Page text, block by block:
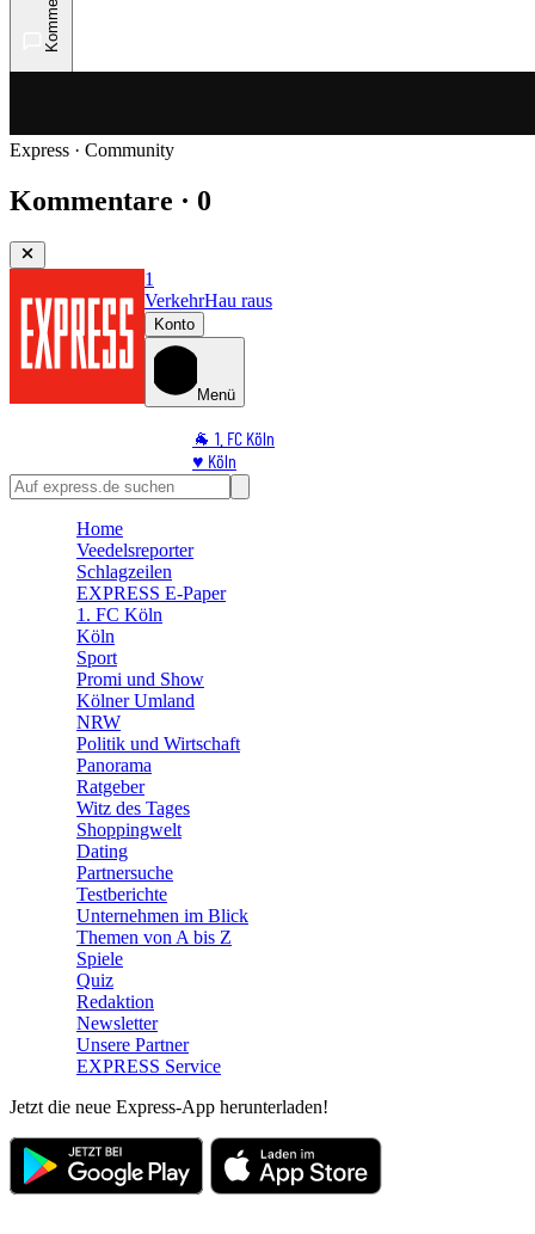
Express · Community
Kommentare · 0
1
VerkehrHau raus
Konto
Menü
🐐 1. FC Köln
♥️ Köln
⭐ Promi
🛒 Shoppingwelt
Home
Veedelsreporter
Schlagzeilen
EXPRESS E-Paper
1. FC Köln
Köln
Sport
Promi und Show
Kölner Umland
NRW
Politik und Wirtschaft
Panorama
Ratgeber
Witz des Tages
Shoppingwelt
Dating
Partnersuche
Testberichte
Unternehmen im Blick
Themen von A bis Z
Spiele
Quiz
Redaktion
Newsletter
Unsere Partner
EXPRESS Service
Jetzt die neue Express-App herunterladen!